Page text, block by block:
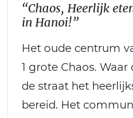
“Chaos, Heerlijk
in Hanoi!”
Het oude centrum
1 grote Chaos.
de straat het
bereid. Het